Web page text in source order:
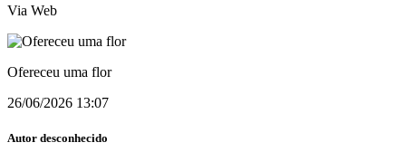
Via Web
Ofereceu uma flor
26/06/2026 13:07
Autor desconhecido